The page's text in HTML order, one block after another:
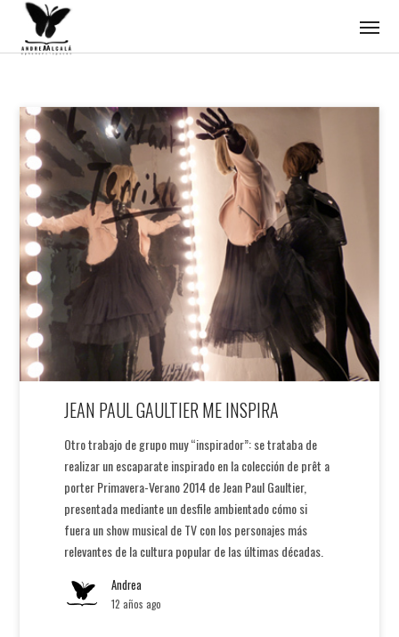
JEAN PAUL GAULTIER ME INSPIRA
Otro trabajo de grupo muy “inspirador”: se trataba de
realizar un escaparate inspirado en la colección de prêt a
porter Primavera-Verano 2014 de Jean Paul Gaultier,
presentada mediante un desfile ambientado cómo si
fuera un show musical de TV con los personajes más
relevantes de la cultura popular de las últimas décadas.
Andrea
12 años ago